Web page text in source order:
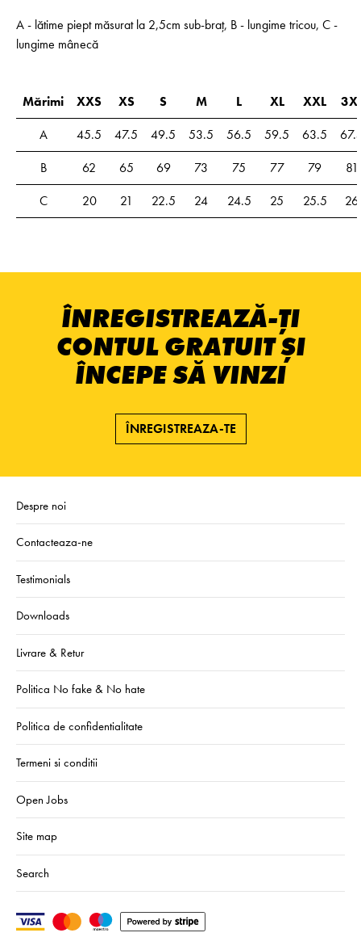
A - lătime piept măsurat la 2,5cm sub-braț, B - lungime tricou, C -
lungime mânecă
Mărimi XXS XS S M L XL XXL
A
45.5 47.5 49.5 53.5 56.5 59.5 63.5
B
62 65 69 73 75 77 79
81
C
20 21 22.5 24 24.5 25 25.5 26
ÎNREGISTREAZĂ-ȚI
CONTUL GRATUIT ȘI
ÎNCEPE SĂ VINZI
ÎNREGISTREAZA-TE
Despre noi
Contacteaza-ne
Testimonials
Downloads
Livrare & Retur
Politica No fake & No hate
Politica de confidentialitate
Termeni si conditii
Open Jobs
Site map
Search